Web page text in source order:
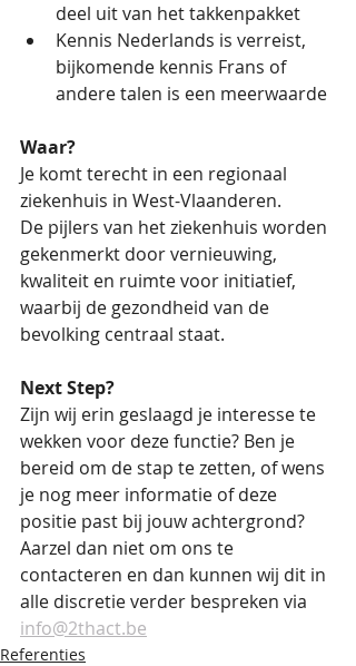
deel uit van het takkenpakket
Kennis Nederlands is verreist,
bijkomende kennis Frans of
andere talen is een meerwaarde
Waar?
Je komt terecht in een regionaal
ziekenhuis in West-Vlaanderen.
De pijlers van het ziekenhuis worden
gekenmerkt door vernieuwing,
kwaliteit en ruimte voor initiatief,
waarbij de gezondheid van de
bevolking centraal staat.
Next Step?
Zijn wij erin geslaagd je interesse te
wekken voor deze functie? Ben je
bereid om de stap te zetten, of wens
je nog meer informatie of deze
positie past bij jouw achtergrond?
Aarzel dan niet om ons te
contacteren en dan kunnen wij dit in
alle discretie verder bespreken via
info@2thact.be
Referenties